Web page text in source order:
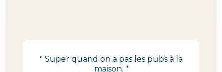
" Super quand on a pas les pubs à la
maison. "